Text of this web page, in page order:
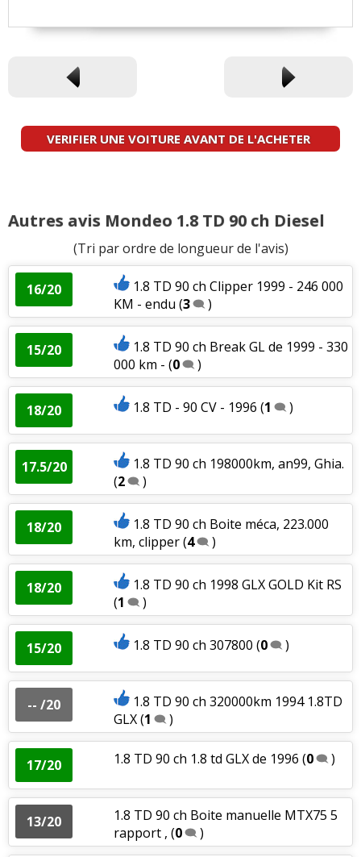
VERIFIER UNE VOITURE AVANT DE L'ACHETER
Autres avis Mondeo 1.8 TD 90 ch Diesel
(Tri par ordre de longueur de l'avis)
16/20
1.8 TD 90 ch Clipper 1999 - 246 000
KM - endu (3 )
15/20
1.8 TD 90 ch Break GL de 1999 - 330
000 km - (0 )
18/20 1.8 TD - 90 CV - 1996 (1 )
17.5/20
1.8 TD 90 ch 198000km, an99, Ghia.
(2 )
18/20
1.8 TD 90 ch Boite méca, 223.000
km, clipper(4 )
18/20
1.8 TD 90 ch 1998 GLX GOLD Kit RS
(1 )
15/20 1.8 TD 90 ch 307800 (0 )
-- /20
1.8 TD 90 ch 320000km 1994 1.8TD
GLX(1 )
17/20 1.8 TD 90 ch 1.8 td GLX de 1996 (0 )
13/20
1.8 TD 90 ch Boite manuelle MTX75 5
rapport , (0 )